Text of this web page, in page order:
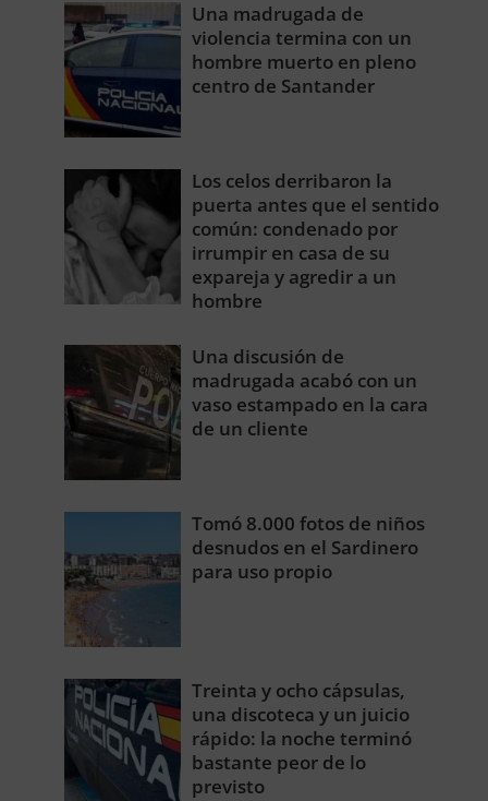
Una madrugada de
violencia termina con un
hombre muerto en pleno
centro de Santander
Los celos derribaron la
puerta antes que el sentido
común: condenado por
irrumpir en casa de su
expareja y agredir a un
hombre
Una discusión de
madrugada acabó con un
vaso estampado en la cara
de un cliente
Tomó 8.000 fotos de niños
desnudos en el Sardinero
para uso propio
Treinta y ocho cápsulas,
una discoteca y un juicio
rápido: la noche terminó
bastante peor de lo
previsto